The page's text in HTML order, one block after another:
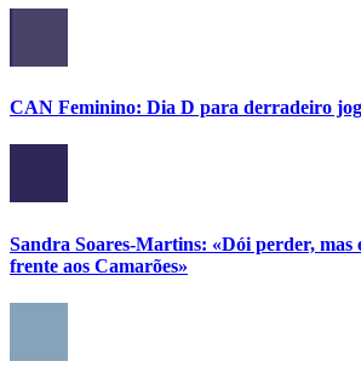
CAN Feminino: Dia D para derradeiro
Sandra Soares-Martins: «Dói perder, mas
frente aos Camarões»